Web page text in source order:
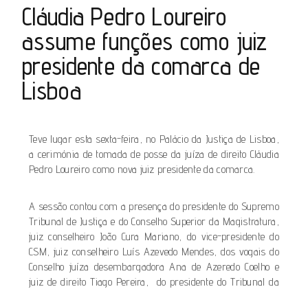
Cláudia Pedro Loureiro
assume funções como juiz
presidente da comarca de
Lisboa
Teve lugar esta sexta-feira, no Palácio da Justiça de Lisboa,
a cerimónia de tomada de posse da juíza de direito Cláudia
Pedro Loureiro como nova juiz presidente da comarca.
A sessão contou com a presença do presidente do Supremo
Tribunal de Justiça e do Conselho Superior da Magistratura,
juiz conselheiro João Cura Mariano, do vice-presidente do
CSM, juiz conselheiro Luís Azevedo Mendes, dos vogais do
Conselho juíza desembargadora Ana de Azeredo Coelho e
juiz de direito Tiago Pereira, do presidente do Tribunal da